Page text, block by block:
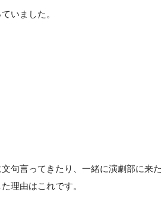
いました。
句言ってきたり、一緒に演劇部に来
理由はこれです。